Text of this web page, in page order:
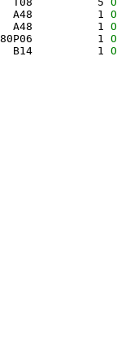
A48          1
A48          1
80P06          1
B14          1